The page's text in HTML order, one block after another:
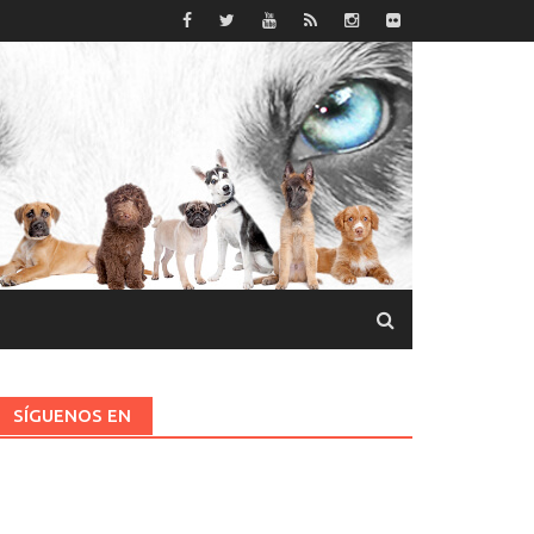
SÍGUENOS EN